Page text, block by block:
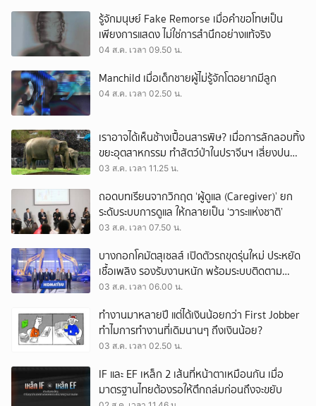
รู้จักมนุษย์ Fake Remorse เมื่อคำขอโทษเป็น
เพียงการแสดง ไม่ใช่การสำนึกอย่างแท้จริง
04 ส.ค. เวลา 09.50 น.
Manchild เมื่อเด็กชายผู้ไม่รู้จักโตอยากมีลูก
04 ส.ค. เวลา 02.50 น.
เราอาจได้เห็นช้างเปื้อนสารพิษ? เมื่อการลักลอบทิ้ง
ขยะอุตสาหกรรม ทำสัตว์ป่าในปราจีนฯ เสี่ยงปน
เปื้อน
03 ส.ค. เวลา 11.25 น.
ถอดบทเรียนจากวิกฤต ‘ผู้ดูแล (Caregiver)’ ยก
ระดับระบบการดูแล ให้กลายเป็น ‘วาระแห่งชาติ’
03 ส.ค. เวลา 07.50 น.
บางกอกโคมัตสุเซลส์ เปิดตัวรถขุดรุ่นใหม่ ประหยัด
เชื้อเพลิง รองรับงานหนัก พร้อมระบบติดตาม
เครื่องจักรผ่านดาวเทียม
03 ส.ค. เวลา 06.00 น.
ทำงานมาหลายปี แต่ได้เงินน้อยกว่า First Jobber
ทำไมการทำงานที่เดิมนานๆ ถึงเงินน้อย?
03 ส.ค. เวลา 02.50 น.
IF และ EF เหล็ก 2 เส้นที่หน้าตาเหมือนกัน เมื่อ
มาตรฐานไทยต้องรอให้ตึกถล่มก่อนถึงจะขยับ